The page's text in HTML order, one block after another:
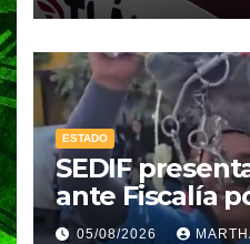
preventivas
temporada de
ESTADO
SEDIF
ante Fiscalía
caso de
05/08/2026